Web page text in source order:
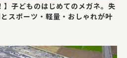
】子どものはじめてのメガネ。失
スポーツ・軽量・おしゃれが叶